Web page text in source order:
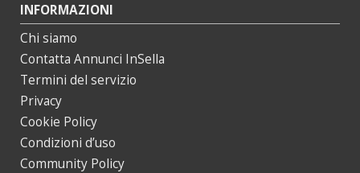
INFORMAZIONI
Chi siamo
Contatta Annunci InSella
Termini del servizio
Privacy
Cookie Policy
Condizioni d’uso
Community Policy